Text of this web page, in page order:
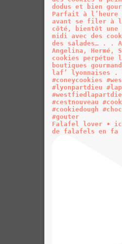
Falafel lover •
de falafels en fa